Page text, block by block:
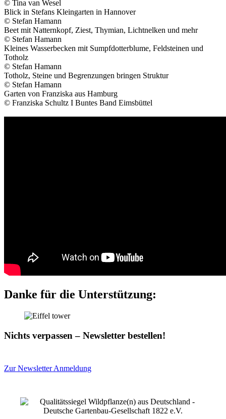
© Tina van Wesel
Blick in Stefans Kleingarten in Hannover
© Stefan Hamann
Beet mit Natternkopf, Ziest, Thymian, Lichtnelken und mehr
© Stefan Hamann
Kleines Wasserbecken mit Sumpfdotterblume, Feldsteinen und
Totholz
© Stefan Hamann
Totholz, Steine und Begrenzungen bringen Struktur
© Stefan Hamann
Garten von Franziska aus Hamburg
© Franziska Schultz I Buntes Band Eimsbüttel
Danke für die Unterstützung:
Nichts verpassen – Newsletter bestellen!
Zur Newsletter Anmeldung